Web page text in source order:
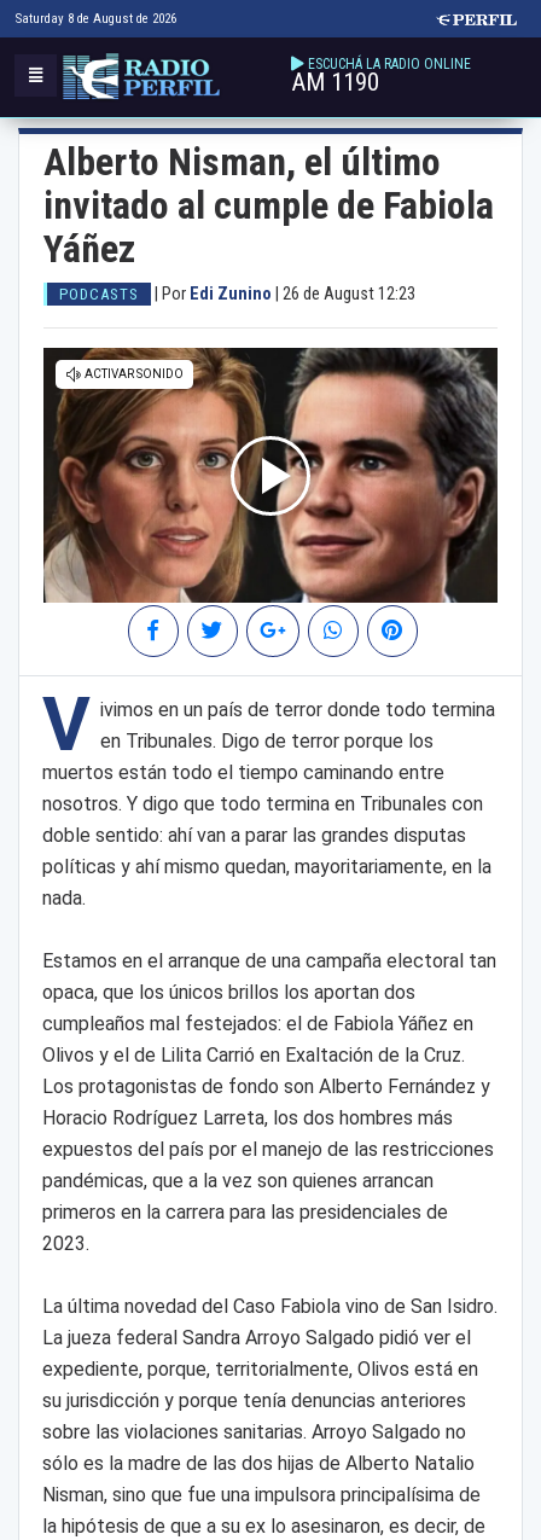
Saturday 8 de August de 2026
ESCUCHÁ LA RADIO ONLINE
AM 1190
Alberto Nisman, el último
invitado al cumple de Fabiola
Yáñez
PODCASTS Por Edi Zunino 26 de August 12:23
V ivimos en un país de terror donde todo termina
en Tribunales. Digo de terror porque los
muertos están todo el tiempo caminando entre
nosotros. Y digo que todo termina en Tribunales con
doble sentido: ahí van a parar las grandes disputas
políticas y ahí mismo quedan, mayoritariamente, en la
nada.
Estamos en el arranque de una campaña electoral tan
opaca, que los únicos brillos los aportan dos
cumpleaños mal festejados: el de Fabiola Yáñez en
Olivos y el de Lilita Carrió en Exaltación de la Cruz.
Los protagonistas de fondo son Alberto Fernández y
Horacio Rodríguez Larreta, los dos hombres más
expuestos del país por el manejo de las restricciones
pandémicas, que a la vez son quienes arrancan
primeros en la carrera para las presidenciales de
2023.
La última novedad del Caso Fabiola vino de San Isidro.
La jueza federal Sandra Arroyo Salgado pidió ver el
expediente, porque, territorialmente, Olivos está en
su jurisdicción y porque tenía denuncias anteriores
sobre las violaciones sanitarias. Arroyo Salgado no
sólo es la madre de las dos hijas de Alberto Natalio
Nisman, sino que fue una impulsora principalísima de
la hipótesis de que a su ex lo asesinaron, es decir, de